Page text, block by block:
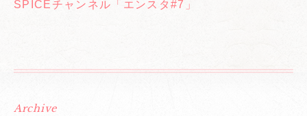
SPICEチャンネル「エンスタ#7」
Archive